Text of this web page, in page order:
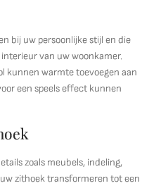
bij uw persoonlijke stijl en die
van uw woonkamer.
kunnen warmte toevoegen aan
een speels effect kunnen
zoals meubels, indeling,
zithoek transformeren tot een